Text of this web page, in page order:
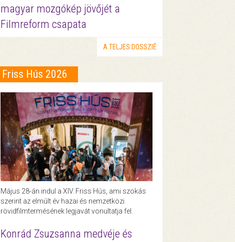
magyar mozgókép jövőjét a
Filmreform csapata
A TELJES DOSSZIÉ
Friss Hús 2026
Május 28-án indul a XIV. Friss Hús, ami szokás
szerint az elmúlt év hazai és nemzetközi
rövidfilmtermésének legjavát vonultatja fel.
Konrád Zsuzsanna medvéje és